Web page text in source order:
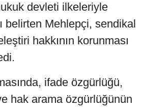
devleti ilkeleriyle
belirten Mehlepçi, sendikal
hakkının korunması
ifade özgürlüğü,
hak arama özgürlüğünün